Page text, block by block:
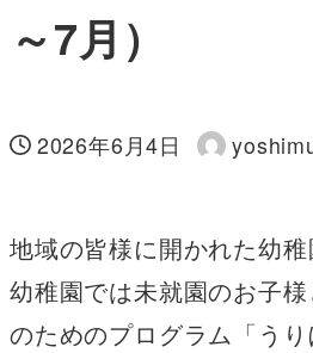
～7月）
投稿日
2026年6月4日
著
地域の皆様に開かれた幼
幼稚園では未就園のお子
のためのプログラム「う